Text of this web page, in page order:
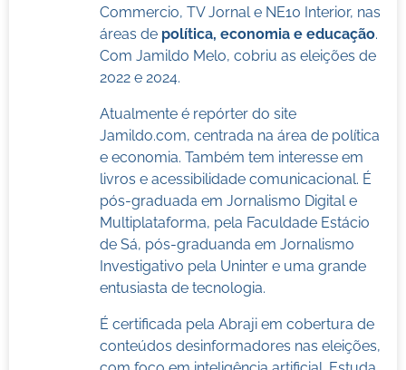
Commercio, TV Jornal e NE10 Interior, nas
áreas de política, economia e educação.
Com Jamildo Melo, cobriu as eleições de
2022 e 2024.
Atualmente é repórter do site
Jamildo.com, centrada na área de política
e economia. Também tem interesse em
livros e acessibilidade comunicacional. É
pós-graduada em Jornalismo Digital e
Multiplataforma, pela Faculdade Estácio
de Sá, pós-graduanda em Jornalismo
Investigativo pela Uninter e uma grande
entusiasta de tecnologia.
É certificada pela Abraji em cobertura de
conteúdos desinformadores nas eleições,